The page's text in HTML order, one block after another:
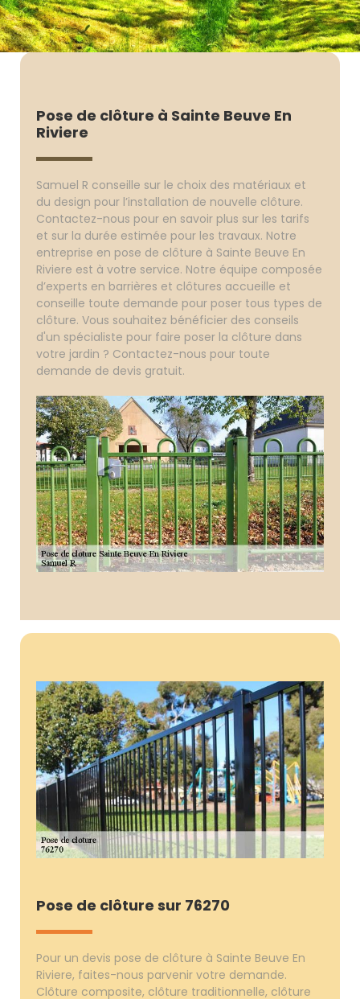
Pose de clôture à Sainte Beuve En
Riviere
Samuel R conseille sur le choix des matériaux et
du design pour l’installation de nouvelle clôture.
Contactez-nous pour en savoir plus sur les tarifs
et sur la durée estimée pour les travaux. Notre
entreprise en pose de clôture à Sainte Beuve En
Riviere est à votre service. Notre équipe composée
d’experts en barrières et clôtures accueille et
conseille toute demande pour poser tous types de
clôture. Vous souhaitez bénéficier des conseils
d'un spécialiste pour faire poser la clôture dans
votre jardin ? Contactez-nous pour toute
demande de devis gratuit.
Pose de clôture sur 76270
Pour un devis pose de clôture à Sainte Beuve En
Riviere, faites-nous parvenir votre demande.
Clôture composite, clôture traditionnelle, clôture